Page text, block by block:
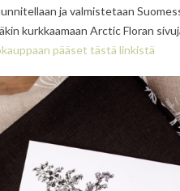
ja valmistetaan
kurkkaamaan Arctic Floran
pääset tästä linkistä